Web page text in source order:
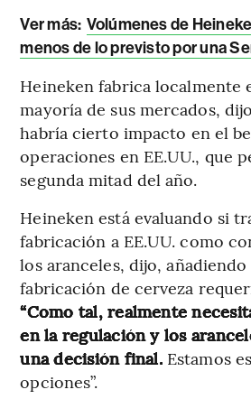
Ver más: Volúmenes de
menos de lo previsto por una
Heineken fabrica localmente
mayoría de sus mercados,
habría cierto impacto en el
operaciones en EE.UU., que
segunda mitad del año.
Heineken está evaluando si
fabricación a EE.UU. como
los aranceles, dijo, añadiendo
fabricación de cerveza
“Como tal, realmente
en la regulación y los
una decisión final.Estamos
opciones”.